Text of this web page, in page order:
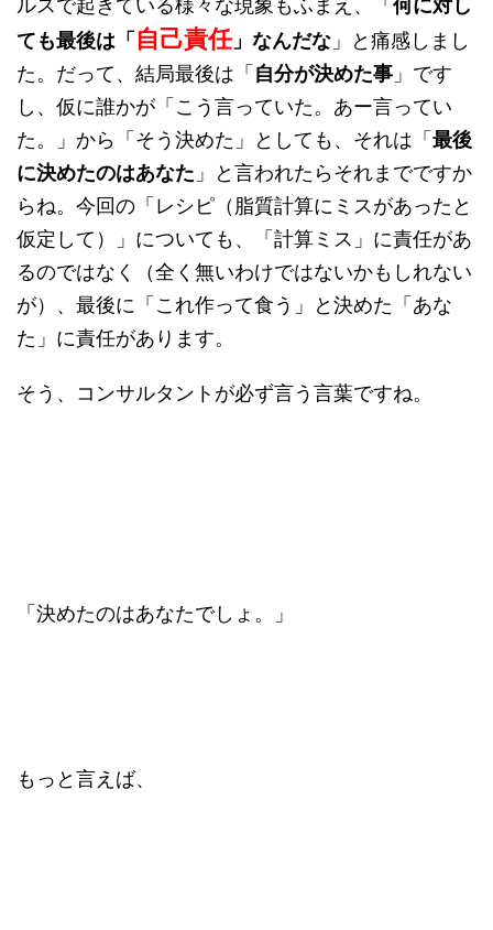
ルスで起きている様々な現象もふまえ、「 何に対し
ても最後は「自己責任」なんだな 」と痛感しまし
た。だって、結局最後は「自分が決めた事 」です
し、仮に誰かが「こう言っていた。あー言ってい
た。」から「そう決めた」としても、それは「最後
に決めたのはあなた 」と言われたらそれまでですか
らね。今回の「レシピ（脂質計算にミスがあったと
仮定して）」についても、「計算ミス」に責任があ
るのではなく（全く無いわけではないかもしれない
が）、最後に「これ作って食う」と決めた「あな
た」に責任があります。
そう、コンサルタントが必ず言う言葉ですね。
「決めたのはあなたでしょ。」
もっと言えば、